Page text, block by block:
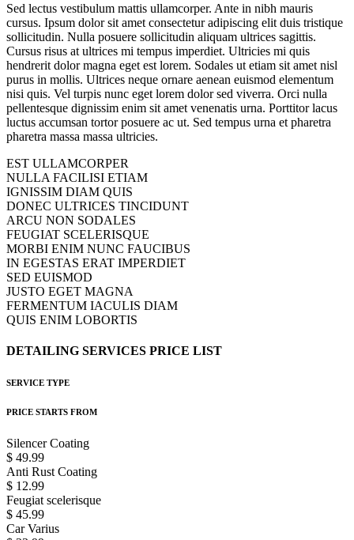
Sed lectus vestibulum mattis ullamcorper. Ante in nibh mauris
cursus. Ipsum dolor sit amet consectetur adipiscing elit duis tristique
sollicitudin. Nulla posuere sollicitudin aliquam ultrices sagittis.
Cursus risus at ultrices mi tempus imperdiet. Ultricies mi quis
hendrerit dolor magna eget est lorem. Sodales ut etiam sit amet nisl
purus in mollis. Ultrices neque ornare aenean euismod elementum
nisi quis. Vel turpis nunc eget lorem dolor sed viverra. Orci nulla
pellentesque dignissim enim sit amet venenatis urna. Porttitor lacus
luctus accumsan tortor posuere ac ut. Sed tempus urna et pharetra
pharetra massa massa ultricies.
EST ULLAMCORPER
NULLA FACILISI ETIAM
IGNISSIM DIAM QUIS
DONEC ULTRICES TINCIDUNT
ARCU NON SODALES
FEUGIAT SCELERISQUE
MORBI ENIM NUNC FAUCIBUS
IN EGESTAS ERAT IMPERDIET
SED EUISMOD
JUSTO EGET MAGNA
FERMENTUM IACULIS DIAM
QUIS ENIM LOBORTIS
DETAILING SERVICES PRICE LIST
SERVICE TYPE
PRICE STARTS FROM
Silencer Coating
$ 49.99
Anti Rust Coating
$ 12.99
Feugiat scelerisque
$ 45.99
Car Varius